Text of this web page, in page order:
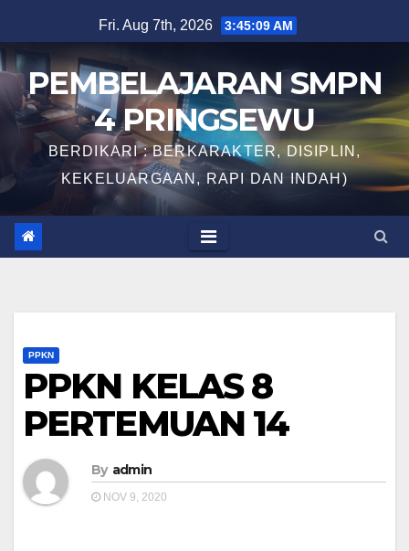
to
content
Fri. Aug 7th, 2026 3:45:10 AM
PEMBELAJARAN SMPN
4 PRINGSEWU
BERDIKARI : BERKARAKTER, DISIPLIN,
KEKELUARGAAN, RAPI DAN INDAH)
PPKN
PPKN KELAS 8
PERTEMUAN 14
By admin
NOV 9, 2020